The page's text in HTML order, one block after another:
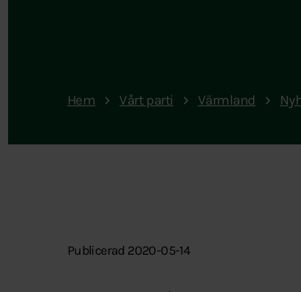
Hem Vårt parti Värmland
Publicerad 2020-05-14